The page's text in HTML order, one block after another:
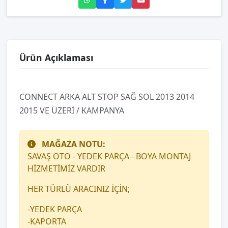
Ürün Açıklaması
CONNECT ARKA ALT STOP SAĞ SOL 2013 2014
2015 VE ÜZERİ / KAMPANYA
MAĞAZA NOTU:
SAVAŞ OTO - YEDEK PARÇA - BOYA MONTAJ
HİZMETİMİZ VARDIR
HER TÜRLÜ ARACINIZ İÇİN;
-YEDEK PARÇA
-KAPORTA